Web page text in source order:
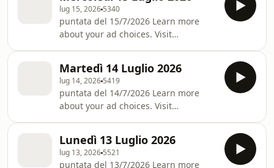
lug 15, 2026 5340
puntata del 15/7/2026 Learn more
about your ad choices. Visit
Martedì 14 Luglio 2026
lug 14, 2026 5419
puntata del 14/7/2026 Learn more
about your ad choices. Visit
Lunedì 13 Luglio 2026
lug 13, 2026 5521
puntata del 13/7/2026 Learn more